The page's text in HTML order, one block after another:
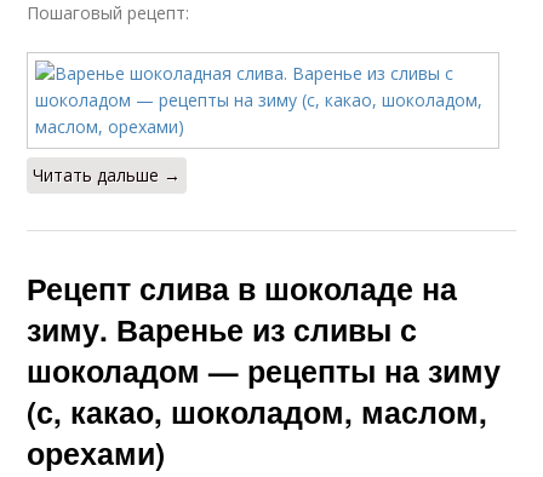
Пошаговый рецепт:
Читать дальше →
Рецепт слива в шоколаде на
зиму. Варенье из сливы с
шоколадом — рецепты на зиму
(с, какао, шоколадом, маслом,
орехами)